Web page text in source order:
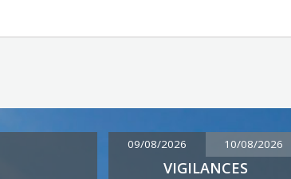
09/08/2026 10/08/2026
VIGILANCES